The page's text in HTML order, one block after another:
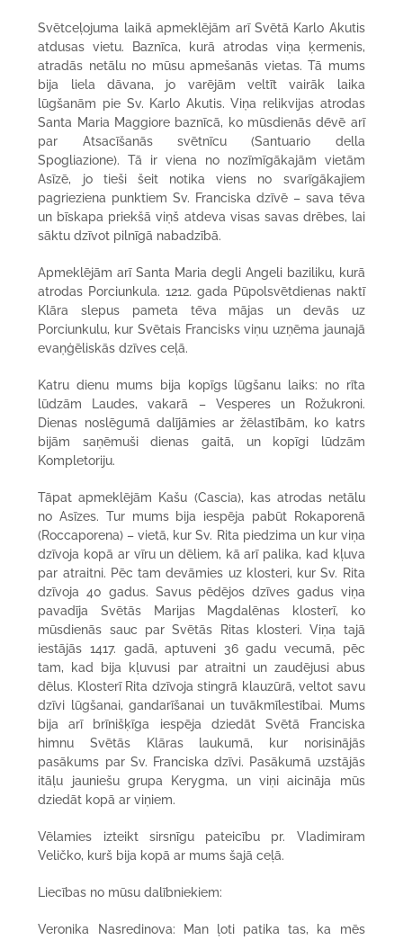
Svētceļojuma laikā apmeklējām arī Svētā Karlo Akutis
atdusas vietu. Baznīca, kurā atrodas viņa ķermenis,
atradās netālu no mūsu apmešanās vietas. Tā mums
bija liela dāvana, jo varējām veltīt vairāk laika
lūgšanām pie Sv. Karlo Akutis. Viņa relikvijas atrodas
Santa Maria Maggiore baznīcā, ko mūsdienās dēvē arī
par Atsacīšanās svētnīcu (Santuario della
Spogliazione). Tā ir viena no nozīmīgākajām vietām
Asīzē, jo tieši šeit notika viens no svarīgākajiem
pagrieziena punktiem Sv. Franciska dzīvē – sava tēva
un bīskapa priekšā viņš atdeva visas savas drēbes, lai
sāktu dzīvot pilnīgā nabadzībā.
Apmeklējām arī Santa Maria degli Angeli baziliku, kurā
atrodas Porciunkula. 1212. gada Pūpolsvētdienas naktī
Klāra slepus pameta tēva mājas un devās uz
Porciunkulu, kur Svētais Francisks viņu uzņēma jaunajā
evaņģēliskās dzīves ceļā.
Katru dienu mums bija kopīgs lūgšanu laiks: no rīta
lūdzām Laudes, vakarā – Vesperes un Rožukroni.
Dienas noslēgumā dalījāmies ar žēlastībām, ko katrs
bijām saņēmuši dienas gaitā, un kopīgi lūdzām
Kompletoriju.
Tāpat apmeklējām Kašu (Cascia), kas atrodas netālu
no Asīzes. Tur mums bija iespēja pabūt Rokaporenā
(Roccaporena) – vietā, kur Sv. Rita piedzima un kur viņa
dzīvoja kopā ar vīru un dēliem, kā arī palika, kad kļuva
par atraitni. Pēc tam devāmies uz klosteri, kur Sv. Rita
dzīvoja 40 gadus. Savus pēdējos dzīves gadus viņa
pavadīja Svētās Marijas Magdalēnas klosterī, ko
mūsdienās sauc par Svētās Ritas klosteri. Viņa tajā
iestājās 1417. gadā, aptuveni 36 gadu vecumā, pēc
tam, kad bija kļuvusi par atraitni un zaudējusi abus
dēlus. Klosterī Rita dzīvoja stingrā klauzūrā, veltot savu
dzīvi lūgšanai, gandarīšanai un tuvākmīlestībai. Mums
bija arī brīnišķīga iespēja dziedāt Svētā Franciska
himnu Svētās Klāras laukumā, kur norisinājās
pasākums par Sv. Franciska dzīvi. Pasākumā uzstājās
itāļu jauniešu grupa Kerygma, un viņi aicināja mūs
dziedāt kopā ar viņiem.
Vēlamies izteikt sirsnīgu pateicību pr. Vladimiram
Veličko, kurš bija kopā ar mums šajā ceļā.
Liecības no mūsu dalībniekiem:
Veronika Nasredinova: Man ļoti patika tas, ka mēs